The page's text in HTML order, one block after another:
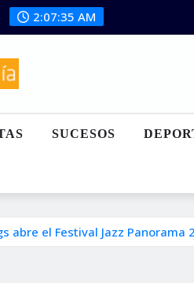
2:07:35 AM
SUCESOS
abre el Festival Jazz Panorama